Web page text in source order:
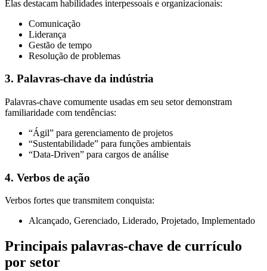
Elas destacam habilidades interpessoais e organizacionais:
Comunicação
Liderança
Gestão de tempo
Resolução de problemas
3. Palavras-chave da indústria
Palavras-chave comumente usadas em seu setor demonstram
familiaridade com tendências:
“Ágil” para gerenciamento de projetos
“Sustentabilidade” para funções ambientais
“Data-Driven” para cargos de análise
4. Verbos de ação
Verbos fortes que transmitem conquista:
Alcançado, Gerenciado, Liderado, Projetado, Implementado
Principais palavras-chave de currículo
por setor